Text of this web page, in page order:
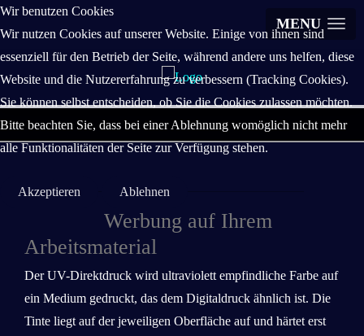
MENU
Werbung auf Ihrem
Arbeitsmaterial
Der UV-Direktdruck wird ultraviolett empfindliche Farbe auf
ein Medium gedruckt, das dem Digitaldruck ähnlich ist. Die
Tinte liegt auf der jeweiligen Oberfläche auf und härtet erst
Wir benutzen Cookies
Wir nutzen Cookies auf unserer Website. Einige von ihnen sind
essenziell für den Betrieb der Seite, während andere uns helfen, diese
Website und die Nutzererfahrung zu verbessern (Tracking Cookies).
Sie können selbst entscheiden, ob Sie die Cookies zulassen möchten.
Bitte beachten Sie, dass bei einer Ablehnung womöglich nicht mehr
alle Funktionalitäten der Seite zur Verfügung stehen.
Akzeptieren Ablehnen